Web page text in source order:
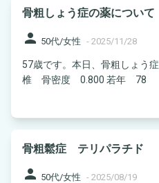
骨粗しょう症の薬について
person 50代/女性 - 2025/11/28
57歳です。本日、骨粗しょう
椎 骨密度
骨粗鬆症 テリパラチド
person 50代/女性 - 2025/08/19